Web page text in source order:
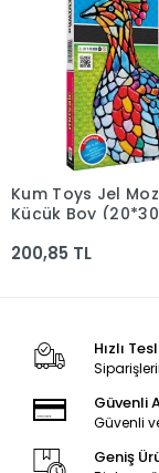
Sepete
Kum Toys Jel
Küçük Boy
200,85 TL
Hızlı
Güvenli
Güvenli
Geniş